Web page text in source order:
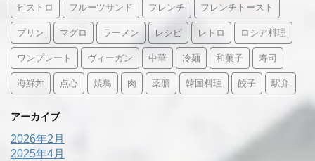
ビストロ フルーツサンド フレンチ フレンチトースト
プリン マグロ ラーメン レシピ レトロ ロシア料理
ワンプレート ヴィーガン 中華 冷麺 和菓子 寿司
海鮮丼 点心 焼鳥 肉 薬膳 韓国料理 餃子 駅弁
アーカイブ
2026年2月
2025年4月